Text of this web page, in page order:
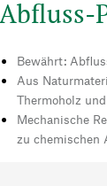
Abfluss-
Bewährt:
Aus
Thermoholz
Mechanische
zu chemischen